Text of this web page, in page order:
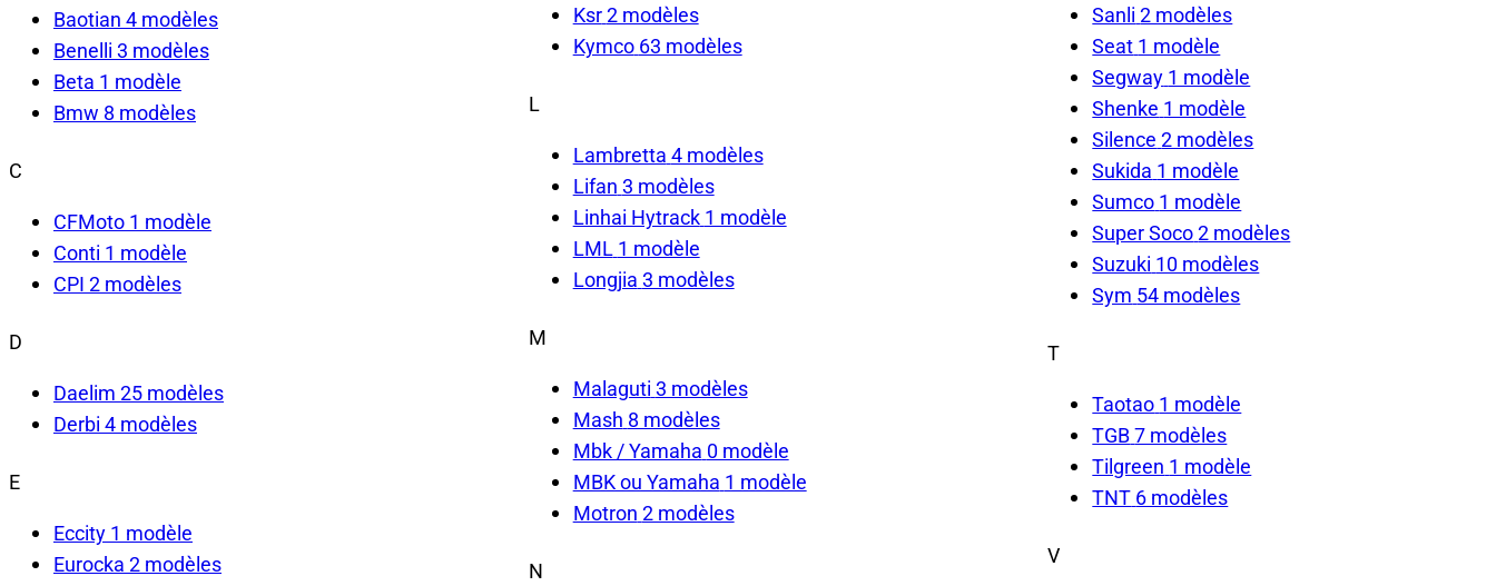
Baotian 4 modèles
Benelli 3 modèles
Beta 1 modèle
Bmw 8 modèles
C
CFMoto 1 modèle
Conti 1 modèle
CPI 2 modèles
D
Daelim 25 modèles
Derbi 4 modèles
E
Eccity 1 modèle
Eurocka 2 modèles
Ksr2 modèles
Kymco 63 modèles
L
Lambretta 4 modèles
Lifan 3 modèles
Linhai Hytrack 1 modèle
LML 1 modèle
Longjia 3 modèles
M
Malaguti 3 modèles
Mash 8 modèles
Mbk / Yamaha 0 modèle
MBK ou Yamaha 1 modèle
Motron 2 modèles
N
Sanli 2 modèles
Seat 1 modèle
Segway 1 modèle
Shenke 1 modèle
Silence 2 modèles
Sukida 1 modèle
Sumco 1 modèle
Super Soco2 modèles
Suzuki 10 modèles
Sym 54 modèles
T
Taotao 1 modèle
TGB7 modèles
Tilgreen 1 modèle
TNT 6 modèles
V